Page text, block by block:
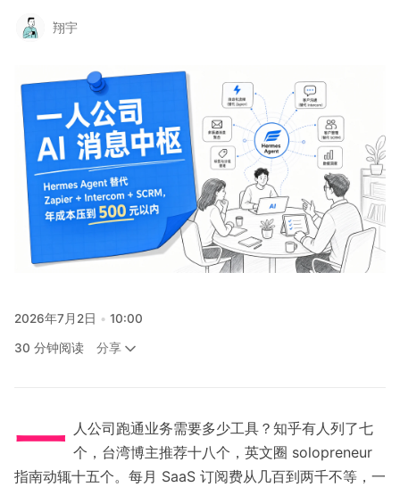
关注
翔宇
2026年7月2日 10:00
30 分钟阅读 分享
一 人公司跑通业务需要多少工具？知乎有人列了七
个，台湾博主推荐十八个，英文圈 solopreneur
指南动辄十五个。每月 SaaS 订阅费从几百到两千不等，一